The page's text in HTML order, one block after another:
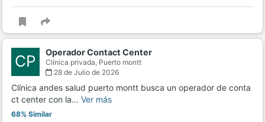
CP Operador Contact Center
Clínica privada, Puerto montt
28 de Julio de 2026
Clínica andes salud puerto montt busca un operador de conta
ct center con la… Ver más
68% Similar